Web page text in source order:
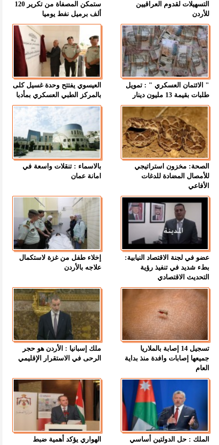
التسهيلات لقدوم العراقيين
للأردن
ستمكن المصفاة من تكرير 120
ألف برميل نفط يوميا
" الائتمان العسكري " : تمويل
طلبات بقيمة 13 مليون دينار
العيسوي يفتتح وحدة غسيل كلى
بالمركز الطبي العسكري بمأدبا
الصحة: مخزون استراتيجي
للأمصال المضادة للدغات
الأفاعي
بالاسماء : تنقلات واسعة في
امانة عمان
عضو في لجنة الاقتصاد النيابية:
بطء شديد في تنفيذ رؤية
التحديث الاقتصادي
إخلاء طفل من غزة لاستكمال
علاجه بالأردن
تسجيل 14 إصابة بالملاريا
جميعها إصابات وافدة منذ بداية
العام
ملك إسبانيا : الأردن هو حجر
الرحى في الاستقرار الإقليمي
الملك : حل الدولتين أساسي
الهواري يؤكد أهمية ضبط